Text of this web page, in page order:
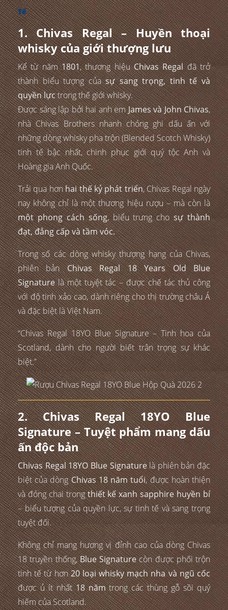
Tế
1. Chivas Regal – Huyền thoại
whisky của giới thượng lưu
Kể từ năm1801, thương hiệuChivas Regalđã trở
thành biểu tượng củasự sang trọng, tinh tế và
quyền lựctrong thế giới whisky.
Được sáng lập bởi hai anh emJames và John Chivas,
nhà Chivas Brothers nhanh chóng ghi dấu ấn với
những dòng whisky pha trộn (Blended Scotch Whisky)
tinh tế bậc nhất, chinh phục giới quý tộc Anh và
Hoàng gia Anh Quốc.
Trải qua hơnhai thế kỷ phát triển, Chivas Regal ngày
nay không chỉ là một thương hiệu rượu – mà còn là
một phong cách sống, biểu trưng chosự thành
đạt, đẳng cấp và tầm vóc.
Trong số các dòng whisky thượng hạng của Chivas,
phiên bảnChivas Regal 18 Years Old Blue
Signaturelà một tuyệt tác – được chế tác thủ công
với độ tinh xảo cao, dành riêng cho thị trường châu Á
và đặc biệt là Việt Nam.
“Chivas Regal 18YO Blue Signature – Tinh hoa của
Scotland, dành cho người biết trân trọng sự khác
biệt.”
2. Chivas Regal 18YO Blue
Signature – Tuyệt phẩm mang dấu
ấn độc bản
Chivas Regal 18YO Blue Signaturelà phiên bản đặc
biệt của dòngChivas 18 năm tuổi, được hoàn thiện
và đóng chai trongthiết kế xanh sapphire huyền bí
– biểu tượng của quyền lực, sự tinh tế và sang trọng
tuyệt đối.
Không chỉ mang hương vị đỉnh cao của dòng Chivas
18 truyền thống,Blue Signaturecòn được phối trộn
tinh tế từ hơn20 loại whisky mạch nha và ngũ cốc
được ủ ít nhất18 nămtrong các thùng gỗ sồi quý
hiếm của Scotland.